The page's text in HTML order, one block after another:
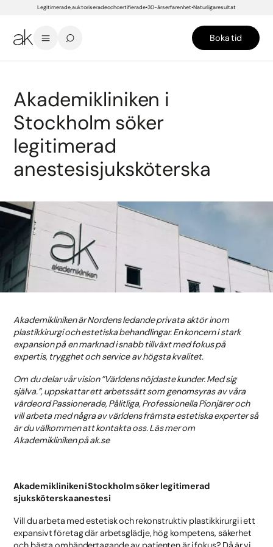
Legitimerade, auktoriserade och certifierade 30-års erfarenhet Naturliga resultat
Boka tid
Akademikliniken i
Stockholm söker
legitimerad
anestesisjuksköterska
Akademikliniken är Nordens ledande privata aktör inom
plastikkirurgi och estetiska behandlingar. En koncern i stark
expansion på en marknad i snabb tillväxt med fokus på
expertis, trygghet och service av högsta kvalitet.
Om du delar vår vision ”Världens nöjdaste kunder. Med sig
själva.”, uppskattar ett arbetssätt som genomsyras av våra
värdeord Passionerade, Pålitliga, Professionella Pionjärer och
vill arbeta med några av världens främsta estetiska experter så
är du välkommen att kontakta oss. Läs mer om
Akademikliniken på ak.se
Akademikliniken iStockholmsöker legitimerad
sjuksköterska anestesi
Vill du arbeta med estetisk och rekonstruktiv plastikkirurgi i ett
expansivt företag där arbetsglädje, hög kompetens, säkerhet